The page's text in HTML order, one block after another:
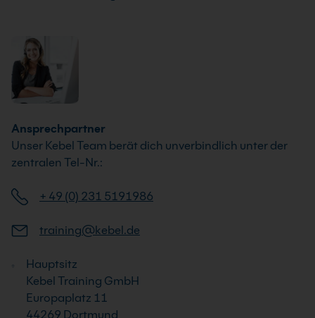
Ansprechpartner
Unser Kebel Team berät dich unverbindlich unter der
zentralen Tel-Nr.:
+ 49 (0) 231 5191986
training@kebel.de
Hauptsitz
Kebel Training GmbH
Europaplatz 11
44269 Dortmund